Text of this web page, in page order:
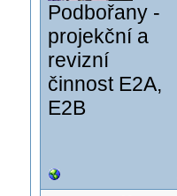
Podbořany -
projekční a
revizní
činnost E2A,
E2B